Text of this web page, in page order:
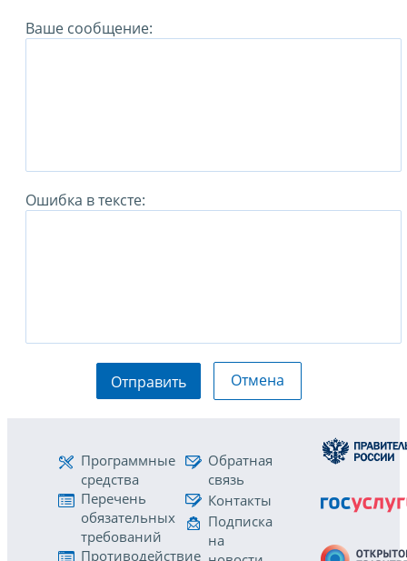
Ваше сообщение:
Ошибка в тексте:
Отправить Отмена
Программные
средства
Перечень
обязательных
требований
Противодействие
Обратная
связь
Контакты
Подписка
на